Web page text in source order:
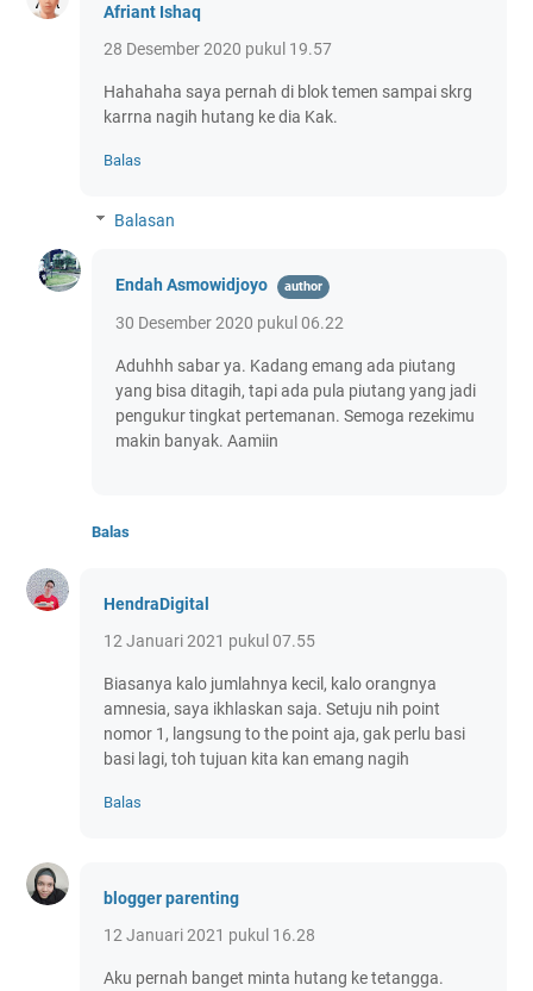
Afriant Ishaq
28 Desember 2020 pukul 19.57
Hahahaha saya pernah di blok temen sampai skrg
karrna nagih hutang ke dia Kak.
Balas
Balasan
Endah Asmowidjoyo
30 Desember 2020 pukul 06.22
Aduhhh sabar ya. Kadang emang ada piutang
yang bisa ditagih, tapi ada pula piutang yang jadi
pengukur tingkat pertemanan. Semoga rezekimu
makin banyak. Aamiin
Balas
HendraDigital
12 Januari 2021 pukul 07.55
Biasanya kalo jumlahnya kecil, kalo orangnya
amnesia, saya ikhlaskan saja. Setuju nih point
nomor 1, langsung to the point aja, gak perlu basi
basi lagi, toh tujuan kita kan emang nagih
Balas
blogger parenting
12 Januari 2021 pukul 16.28
Aku pernah banget minta hutang ke tetangga.